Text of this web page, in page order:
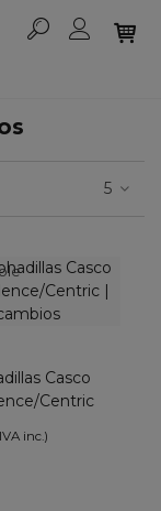
5
Casco
Centric
inc.)